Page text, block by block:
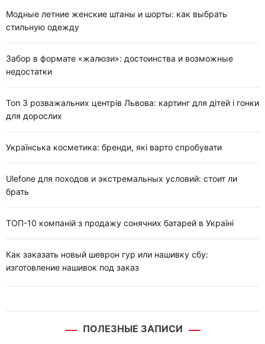
:Модные летние женские штаны и шорты: как выбрать
стильную одежду
Забор в формате «жалюзи»: достоинства и возможные
недостатки
Топ 3 розважальних центрів Львова: картинг для дітей і гонки
для дорослих
Українська косметика: бренди, які варто спробувати
Ulefone для походов и экстремальных условий: стоит ли
брать
ТОП-10 компаній з продажу сонячних батарей в Україні
Как заказать новый шеврон гур или нашивку сбу:
изготовление нашивок под заказ
ПОЛЕЗНЫЕ ЗАПИСИ